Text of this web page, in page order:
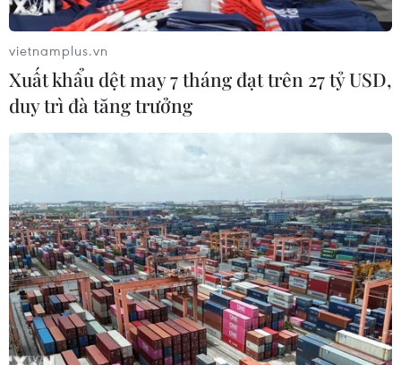
Hàn Quốc hướng tới mức tăng trưởng
kinh tế cao hơn trong năm 2020
Bộ trưởng Tài chính Hàn Quốc Hong Nam-ki ngày 11/11
cho hay chính phủ nước này sẽ nỗ lực để đạt mức tăng
trưởng kinh tế hơn 2,3% vào năm 2020.
vietnamplus.vn
Xuất khẩu dệt may 7 tháng đạt trên 27 tỷ USD,
duy trì đà tăng trưởng